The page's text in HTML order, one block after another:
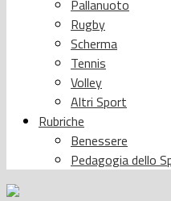
Pallanuoto
Rugby
Scherma
Tennis
Volley
Altri Sport
Rubriche
Benessere
Pedagogia dello